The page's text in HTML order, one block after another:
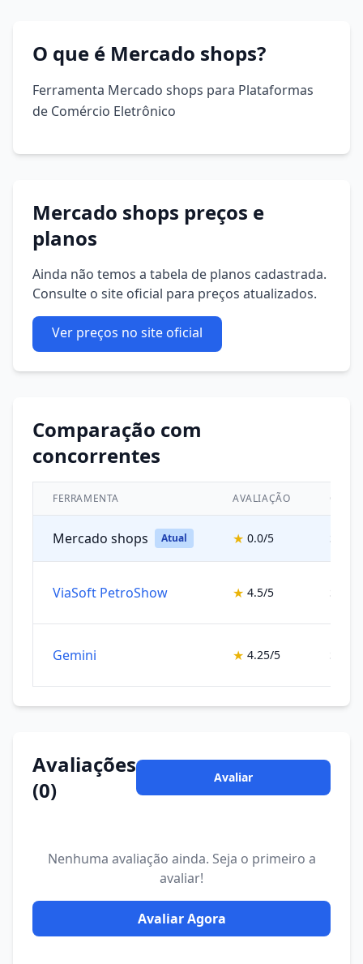
O que é Mercado shops?
Ferramenta Mercado shops para Plataformas
de Comércio Eletrônico
Mercado shops preços e
planos
Ainda não temos a tabela de planos cadastrada.
Consulte o site oficial para preços atualizados.
Ver preços no site oficial
Comparação com
concorrentes
FERRAMENTA AVALIAÇÃO
Mercado shops Atual ★ 0.0/5
ViaSoft PetroShow ★ 4.5/5
Gemini ★ 4.25/5
Avaliações
(0)
Avaliar
Nenhuma avaliação ainda. Seja o primeiro a
avaliar!
Avaliar Agora